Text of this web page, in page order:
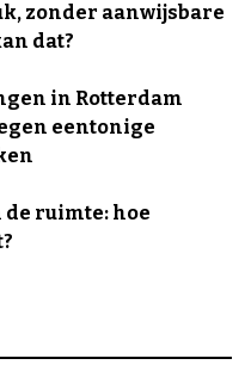
zonder aanwijsbare
dat?
in Rotterdam
eentonige
ruimte: hoe